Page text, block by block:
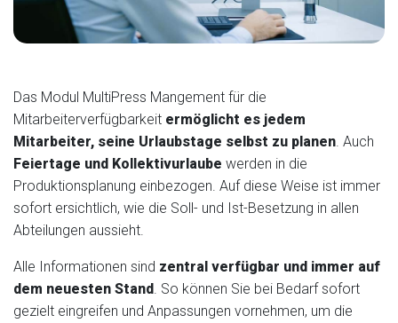
Das Modul MultiPress Mangement für die
Mitarbeiterverfügbarkeit ermöglicht es jedem
Mitarbeiter, seine Urlaubstage selbst zu planen . Auch
Feiertage und Kollektivurlaube werden in die
Produktionsplanung einbezogen. Auf diese Weise ist immer
sofort ersichtlich, wie die Soll- und Ist-Besetzung in allen
Abteilungen aussieht.
Alle Informationen sind zentral verfügbar und immer auf
dem neuesten Stand . So können Sie bei Bedarf sofort
gezielt eingreifen und Anpassungen vornehmen, um die